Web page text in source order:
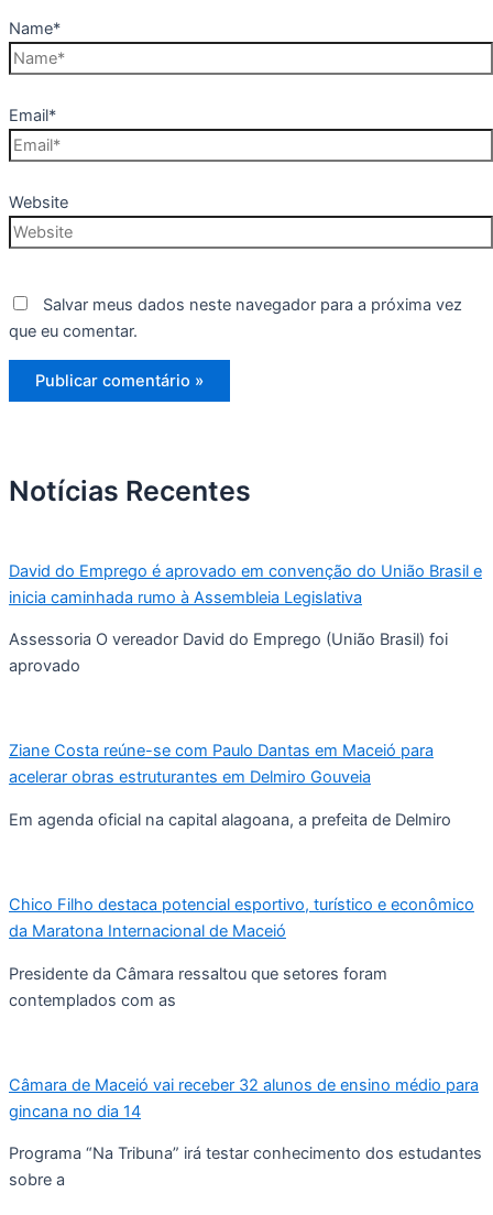
Name*
Email*
Website
Salvar meus dados neste navegador para a próxima vez
que eu comentar.
Notícias Recentes
David do Emprego é aprovado em convenção do União Brasil e
inicia caminhada rumo à Assembleia Legislativa
Assessoria O vereador David do Emprego (União Brasil) foi
aprovado
Ziane Costa reúne-se com Paulo Dantas em Maceió para
acelerar obras estruturantes em Delmiro Gouveia
Em agenda oficial na capital alagoana, a prefeita de Delmiro
Chico Filho destaca potencial esportivo, turístico e econômico
da Maratona Internacional de Maceió
Presidente da Câmara ressaltou que setores foram
contemplados com as
Câmara de Maceió vai receber 32 alunos de ensino médio para
gincana no dia 14
Programa “Na Tribuna” irá testar conhecimento dos estudantes
sobre a